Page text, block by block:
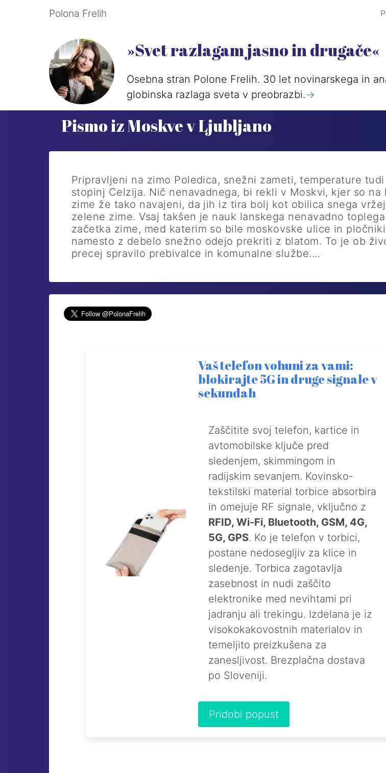
Polona Frelih
»Svet razlagam jasno in drugače«
Osebna stran Polone Frelih. 30 let novinarskega in
globinska razlaga sveta v preobrazbi.->
Pismo iz Moskve v Ljubljano
Pripravljeni na zimo Poledica, snežni zameti, temperature
stopinj Celzija. Nič nenavadnega, bi rekli v Moskvi, kjer so na
zime že tako navajeni, da jih iz tira bolj kot obilica snega
zelene zime. Vsaj takšen je nauk lanskega nenavadno toplega
začetka zime, med katerim so bile moskovske ulice in pločniki
namesto z debelo snežno odejo prekriti z blatom. To je ob
precej spravilo prebivalce in komunalne službe....
Vaš telefon vohuni za vami:
blokirajte 5G in druge signale v
sekundah
Zaščitite svoj telefon, kartice in
avtomobilske ključe pred
sledenjem, skimmingom in
radijskim sevanjem. Kovinsko-
tekstilski material torbice absorbira
in omejuje RF signale, vključno z
RFID, Wi-Fi, Bluetooth, GSM, 4G,
5G, GPS. Ko je telefon v torbici,
postane nedosegljiv za klice in
sledenje. Torbica zagotavlja
zasebnost in nudi zaščito
elektronike med nevihtami pri
jadranju ali trekingu. Izdelana je iz
visokokakovostnih materialov in
temeljito preizkušena za
zanesljivost. Brezplačna dostava
po Sloveniji.
Pridobi popust